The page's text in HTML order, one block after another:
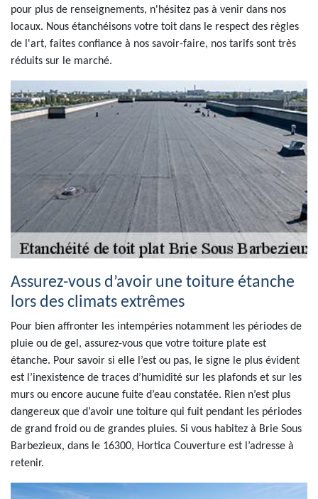
pour plus de renseignements, n'hésitez pas à venir dans nos
locaux. Nous étanchéisons votre toit dans le respect des règles
de l'art, faites confiance à nos savoir-faire, nos tarifs sont très
réduits sur le marché.
Assurez-vous d’avoir une toiture étanche
lors des climats extrêmes
Pour bien affronter les intempéries notamment les périodes de
pluie ou de gel, assurez-vous que votre toiture plate est
étanche. Pour savoir si elle l’est ou pas, le signe le plus évident
est l’inexistence de traces d’humidité sur les plafonds et sur les
murs ou encore aucune fuite d’eau constatée. Rien n’est plus
dangereux que d’avoir une toiture qui fuit pendant les périodes
de grand froid ou de grandes pluies. Si vous habitez à Brie Sous
Barbezieux, dans le 16300, Hortica Couverture est l’adresse à
retenir.